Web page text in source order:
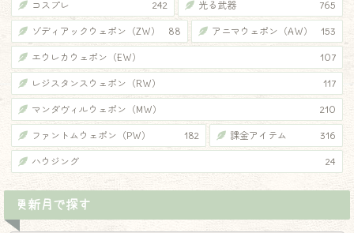
コスプレ 242 光る武器 765
ゾディアックウェポン（ZW） 88 アニマウェポン（AW） 153
エウレカウェポン（EW） 107
レジスタンスウェポン（RW） 117
マンダヴィルウェポン（MW） 210
ファントムウェポン（PW） 182 課金アイテム 316
ハウジング 24
更新月で探す